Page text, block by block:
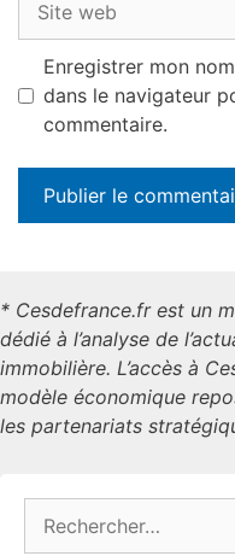
web
Enregistrer mon
dans le navigateur
commentaire.
* Cesdefrance.fr est un
dédié à l’analyse de
immobilière. L’accès à
modèle économique
les partenariats